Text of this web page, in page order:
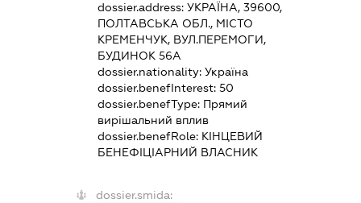
dossier.address: УКРАЇНА, 39600,
ПОЛТАВСЬКА ОБЛ., МІСТО
КРЕМЕНЧУК, ВУЛ.ПЕРЕМОГИ,
БУДИНОК 56А
dossier.nationality: Україна
dossier.benefInterest: 50
dossier.benefType: Прямий
вирішальний вплив
dossier.benefRole: КІНЦЕВИЙ
БЕНЕФІЦІАРНИЙ ВЛАСНИК
dossier.smida: